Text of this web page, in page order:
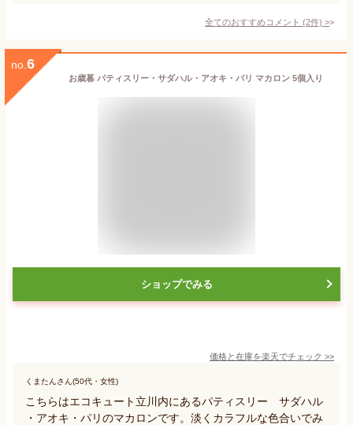
全てのおすすめコメント (2件) >
no. 6
お歳暮 パティスリー・サダハル・アオキ・パリ マカロン 5個入り
ショップでみる
価格と在庫を楽天でチェック >>
くまたんさん(50代・女性)
こちらはエコキュート立川内にあるパティスリー サダハル
・アオキ・パリのマカロンです。淡くカラフルな色合いでみ